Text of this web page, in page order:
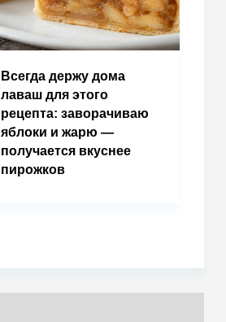
Всегда держу дома
лаваш для этого
рецепта: заворачиваю
яблоки и жарю —
получается вкуснее
пирожков